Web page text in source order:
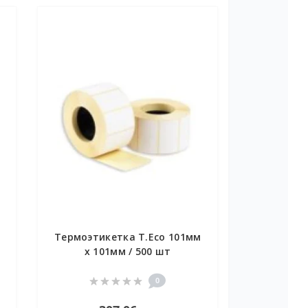
Термоэтикетка T.Eco 101мм
х 101мм / 500 шт
0